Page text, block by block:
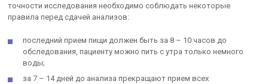
точности исследования необходимо соблюдать некоторые
правила перед сдачей анализов:
последний прием пищи должен быть за 8 – 10 часов до
обследования, пациенту можно пить с утра только немного
воды;
за 7 – 14 дней до анализа прекращают прием всех